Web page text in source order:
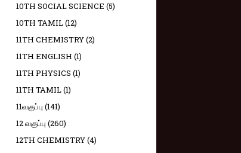
10TH SOCIAL SCIENCE (5)
10TH TAMIL(12)
11TH CHEMISTRY(2)
11TH ENGLISH (1)
11TH PHYSICS (1)
11TH TAMIL(1)
11வகுப்பு (141)
12 வகுப்பு (260)
12TH CHEMISTRY(4)